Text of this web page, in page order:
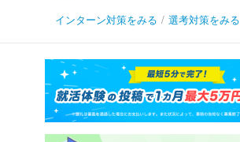
インターン対策をみる / 選考対策をみる